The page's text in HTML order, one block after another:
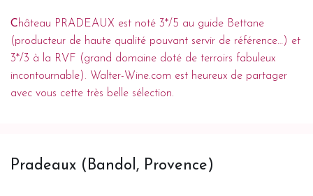
Château PRADEAUX est noté 3*/5 au guide Bettane
(producteur de haute qualité pouvant servir de référence…) et
3*/3 à la RVF (grand domaine doté de terroirs fabuleux
incontournable). Walter-Wine.com est heureux de partager
avec vous cette très belle sélection.
Pradeaux (Bandol, Provence)